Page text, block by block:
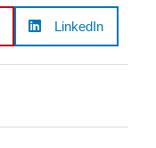
LinkedIn